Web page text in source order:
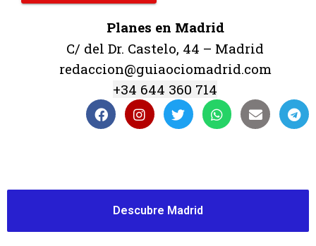
Planes en Madrid
C/ del Dr. Castelo, 44 – Madrid
redaccion@guiaociomadrid.com
+34 644 360 714
Descubre Madrid